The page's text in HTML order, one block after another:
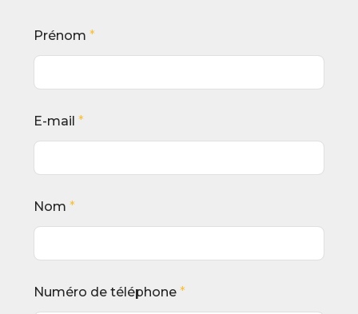
Prénom *
E-mail *
Nom *
Numéro de téléphone *